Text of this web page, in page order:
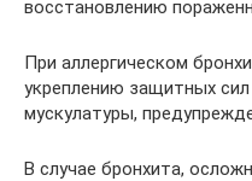
восстановлению
При аллергическом
укреплению защитных сил
мускулатуры,
В случае бронхита,